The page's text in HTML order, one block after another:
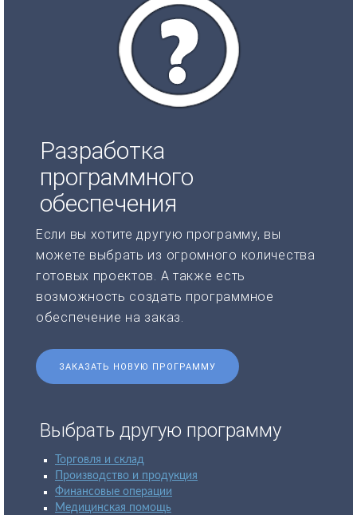
Разработка
программного
обеспечения
Если вы хотите другую программу, вы
можете выбрать из огромного количества
готовых проектов. А также есть
возможность создать программное
обеспечение на заказ.
ЗАКАЗАТЬ НОВУЮ ПРОГРАММУ
Выбрать другую программу
Торговля и склад
Производство и продукция
Финансовые операции
Медицинская помощь